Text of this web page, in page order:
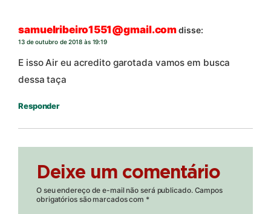
samuelribeiro1551@gmail.comdisse:
13 de outubro de 2018 às 19:19
E isso Air eu acredito garotada vamos em busca
dessa taça
Responder
Deixe um comentário
O seu endereço de e-mail não será publicado. Campos
obrigatórios são marcados com *